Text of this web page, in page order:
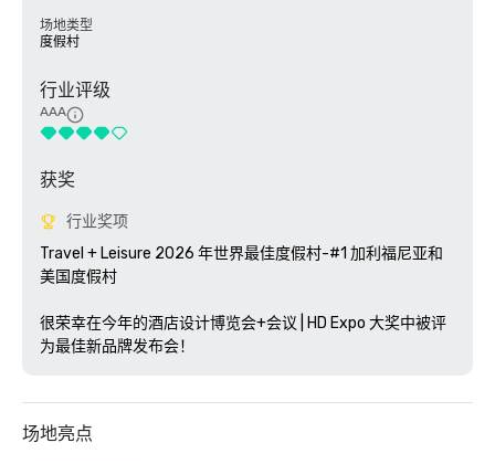
场地类型
度假村
行业评级
AAA
获奖
行业奖项
Travel + Leisure 2026 年世界最佳度假村-#1 加利福尼亚和
美国度假村
很荣幸在今年的酒店设计博览会+会议 | HD Expo 大奖中被评
为最佳新品牌发布会！
场地亮点